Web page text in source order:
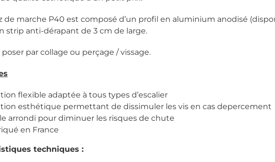
de marche P40 est composé d’un profil en aluminium anodisé
strip anti-dérapant de 3 cm de large.
par collage ou perçage / vissage.
flexible adaptée à tous types d’escalier
esthétique permettant de dissimuler les vis en cas depercement
arrondi pour diminuer les risques de chute
en France
techniques :